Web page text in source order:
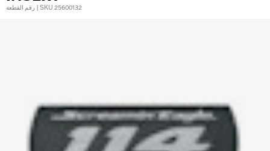
رقم القطعة | SKU 25600132